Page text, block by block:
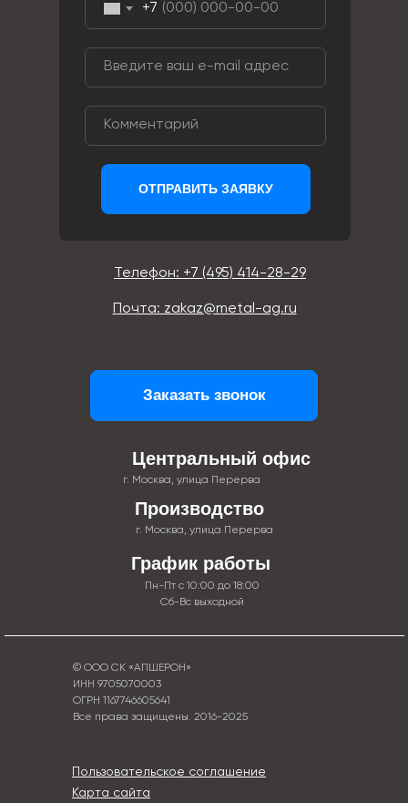
© ООО СК «АПШЕРОН»
ИНН 9705070003
ОГРН 1167746605641
Все права защищены. 2016-2025
Карта сайта
Пользовательское соглашение
+7
ОТПРАВИТЬ ЗАЯВКУ
Центральный офис
г. Москва, улица Перерва
График работы
Пн-Пт с 10:00 до 18:00
Сб-Вс выходной
Производство
г. Москва, улица Перерва
Телефон: +7 (495) 414-28-29
Почта: zakaz@metal-ag.ru
Заказать звонок